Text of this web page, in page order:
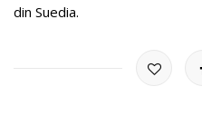
din Suedia.